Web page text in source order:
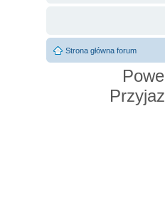
Strona główna forum